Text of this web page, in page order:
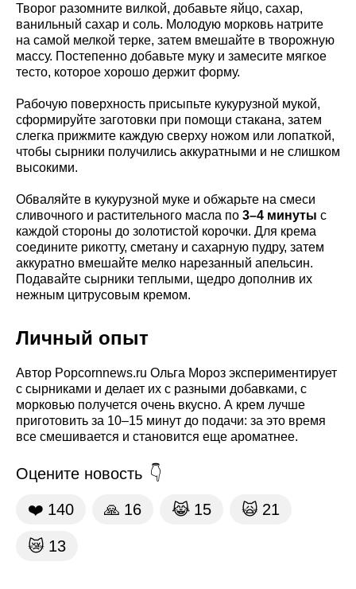
Творог разомните вилкой, добавьте яйцо, сахар,
ванильный сахар и соль. Молодую морковь натрите
на самой мелкой терке, затем вмешайте в творожную
массу. Постепенно добавьте муку и замесите мягкое
тесто, которое хорошо держит форму.
Рабочую поверхность присыпьте кукурузной мукой,
сформируйте заготовки при помощи стакана, затем
слегка прижмите каждую сверху ножом или лопаткой,
чтобы сырники получились аккуратными и не слишком
высокими.
Обваляйте в кукурузной муке и обжарьте на смеси
сливочного и растительного масла по 3–4 минуты с
каждой стороны до золотистой корочки. Для крема
соедините рикотту, сметану и сахарную пудру, затем
аккуратно вмешайте мелко нарезанный апельсин.
Подавайте сырники теплыми, щедро дополнив их
нежным цитрусовым кремом.
Личный опыт
Автор Popcornnews.ru Ольга Мороз экспериментирует
с сырниками и делает их с разными добавками, с
морковью получется очень вкусно. А крем лучше
приготовить за 10–15 минут до подачи: за это время
все смешивается и становится еще ароматнее.
Оцените новость
❤️ 140 🙏 16 😹 15 🙀 21
😿 13